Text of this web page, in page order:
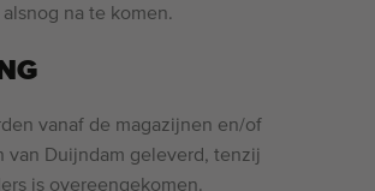
na te komen.
vanaf de magazijnen en/of
van Duijndam geleverd, tenzij
is overeengekomen.